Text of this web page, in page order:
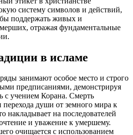
систему символов и действий,
поддержать живых и
отражая фундаментальные
в исламе
занимают особое место и строго
предписаниями, демонстрируя
с учением Корана. Смерть
перехода души от земного мира к
накладывает на последователей
и уважение к умершему.
очищается с использованием